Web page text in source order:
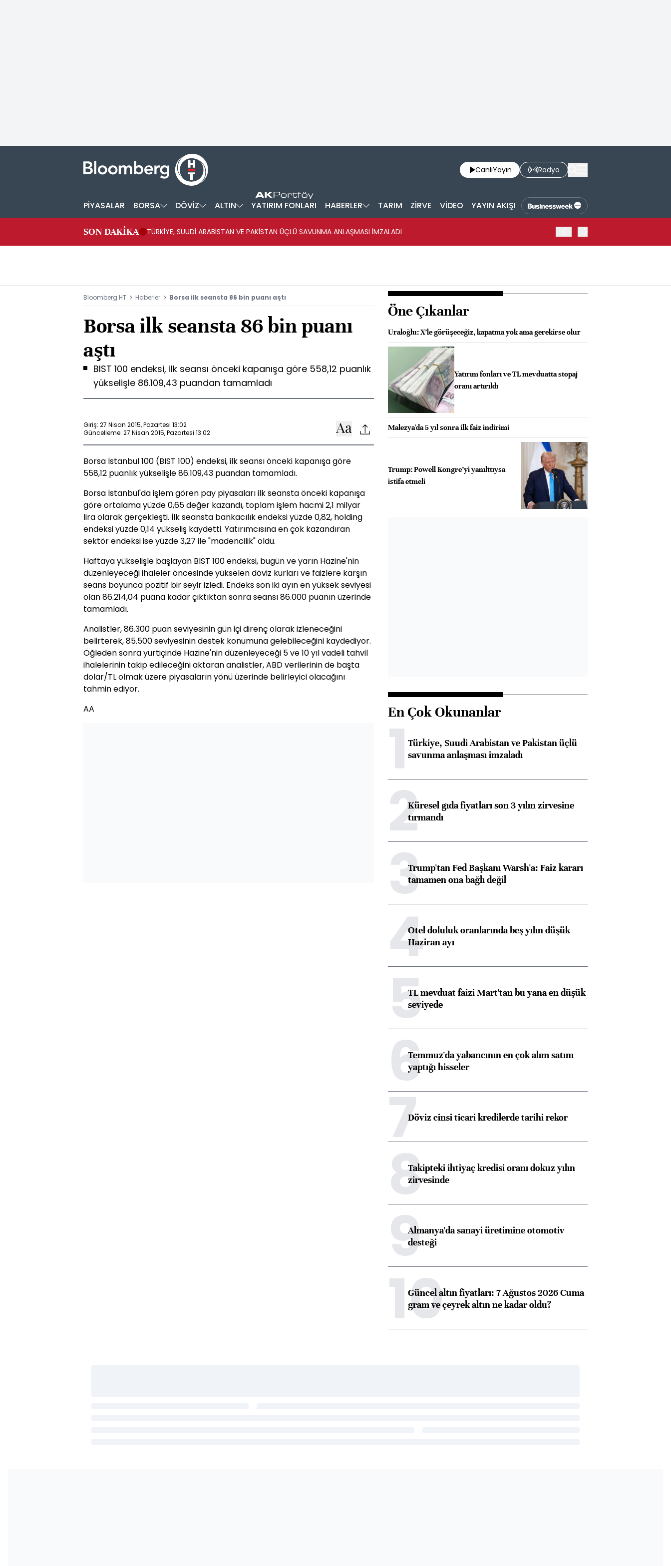
CanlıYayın Radyo
PİYASALAR BORSA DÖVİZ ALTIN YATIRIM FONLARI HABERLER TARIM ZİRVE VİDEO YAYIN AKIŞI
SON DAKİKA TÜRKİYE, SUUDİ ARABİSTAN VE PAKİSTAN ÜÇLÜ SAVUNMA ANLAŞMASI İMZALADI
Bloomberg HT Haberler Borsa ilk seansta 86 bin puanı aştı
Borsa ilk seansta 86 bin puanı
aştı
BIST 100 endeksi, ilk seansı önceki kapanışa göre 558,12 puanlık
yükselişle 86.109,43 puandan tamamladı
Giriş: 27 Nisan 2015, Pazartesi 13:02
Güncelleme: 27 Nisan 2015, Pazartesi 13:02
Borsa İstanbul 100 (BIST 100) endeksi, ilk seansı önceki kapanışa göre
558,12 puanlık yükselişle 86.109,43 puandan tamamladı.
Borsa İstanbul'da işlem gören pay piyasaları ilk seansta önceki kapanışa
göre ortalama yüzde 0,65 değer kazandı, toplam işlem hacmi 2,1 milyar
lira olarak gerçekleşti. İlk seansta bankacılık endeksi yüzde 0,82, holding
endeksi yüzde 0,14 yükseliş kaydetti. Yatırımcısına en çok kazandıran
sektör endeksi ise yüzde 3,27 ile "madencilik" oldu.
Haftaya yükselişle başlayan BIST 100 endeksi, bugün ve yarın Hazine'nin
düzenleyeceği ihaleler öncesinde yükselen döviz kurları ve faizlere karşın
seans boyunca pozitif bir seyir izledi. Endeks son iki ayın en yüksek seviyesi
olan 86.214,04 puana kadar çıktıktan sonra seansı 86.000 puanın üzerinde
tamamladı.
Analistler, 86.300 puan seviyesinin gün içi direnç olarak izleneceğini
belirterek, 85.500 seviyesinin destek konumuna gelebileceğini kaydediyor.
Öğleden sonra yurtiçinde Hazine'nin düzenleyeceği 5 ve 10 yıl vadeli tahvil
ihalelerinin takip edileceğini aktaran analistler, ABD verilerinin de başta
dolar/TL olmak üzere piyasaların yönü üzerinde belirleyici olacağını
tahmin ediyor.
AA
Öne Çıkanlar
Uraloğlu: X’le görüşeceğiz, kapatma yok ama gerekirse olur
Yatırım fonları ve TL mevduatta stopaj
oranı artırıldı
Malezya'da 5 yıl sonra ilk faiz indirimi
Trump: Powell Kongre’yi yanılttıysa
istifa etmeli
En Çok Okunanlar
1Türkiye, Suudi Arabistan ve Pakistan üçlü
savunma anlaşması imzaladı
2Küresel gıda fiyatları son 3 yılın zirvesine
tırmandı
3Trump'tan Fed Başkanı Warsh'a: Faiz kararı
tamamen ona bağlı değil
4Otel doluluk oranlarında beş yılın düşük
Haziran ayı
5TL mevduat faizi Mart'tan bu yana en düşük
seviyede
6Temmuz'da yabancının en çok alım satım
yaptığı hisseler
7Döviz cinsi ticari kredilerde tarihi rekor
8Takipteki ihtiyaç kredisi oranı dokuz yılın
zirvesinde
9Almanya'da sanayi üretimine otomotiv
desteği
10
Güncel altın fiyatları: 7 Ağustos 2026 Cuma
gram ve çeyrek altın ne kadar oldu?